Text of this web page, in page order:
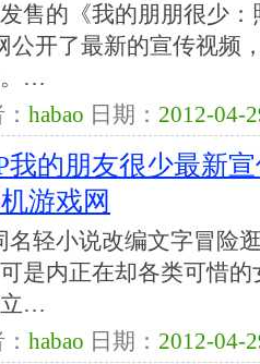
售的《我的朋朋很少
公开了最新的宣传视频
。…
habao 日期： 2012-04-
我的朋友很少最新
游戏网
名轻小说改编文字冒险
是内正在却各类可惜
立…
habao 日期： 2012-04-